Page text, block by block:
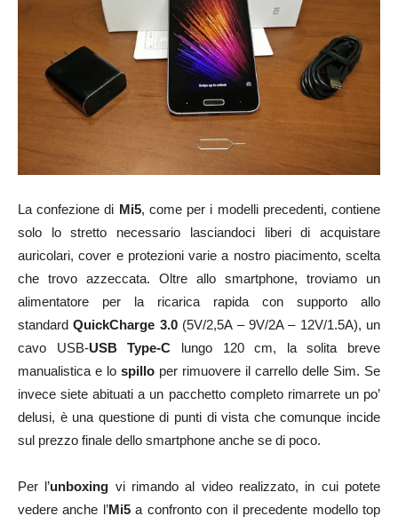
La confezione di Mi5, come per i modelli precedenti, contiene
solo lo stretto necessario lasciandoci liberi di acquistare
auricolari, cover e protezioni varie a nostro piacimento, scelta
che trovo azzeccata. Oltre allo smartphone, troviamo un
alimentatore per la ricarica rapida con supporto allo
standardQuickCharge 3.0 (5V/2,5A – 9V/2A – 12V/1.5A), un
cavo USB-USB Type-C lungo 120 cm, la solita breve
manualistica e lo spillo per rimuovere il carrello delle Sim. Se
invece siete abituati a un pacchetto completo rimarrete un po’
delusi, è una questione di punti di vista che comunque incide
sul prezzo finale dello smartphone anche se di poco.
Per l’unboxing vi rimando al video realizzato, in cui potete
vedere anche l’Mi5a confronto con il precedente modello top